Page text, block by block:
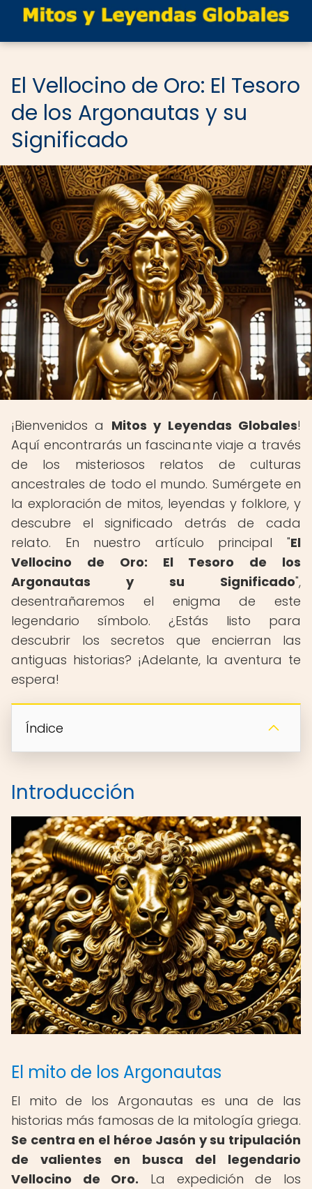
El Vellocino de Oro: El Tesoro
de los Argonautas y su
Significado
¡Bienvenidos a Mitos y Leyendas Globales!
Aquí encontrarás un fascinante viaje a través
de los misteriosos relatos de culturas
ancestrales de todo el mundo. Sumérgete en
la exploración de mitos, leyendas y folklore, y
descubre el significado detrás de cada
relato. En nuestro artículo principal "El
Vellocino de Oro: El Tesoro de los
Argonautas y su Significado",
desentrañaremos el enigma de este
legendario símbolo. ¿Estás listo para
descubrir los secretos que encierran las
antiguas historias? ¡Adelante, la aventura te
espera!
Índice
Introducción
El mito de los Argonautas
El mito de los Argonautas es una de las
historias más famosas de la mitología griega.
Se centra en el héroe Jasón y su tripulación
de valientes en busca del legendario
Vellocino de Oro. La expedición de los